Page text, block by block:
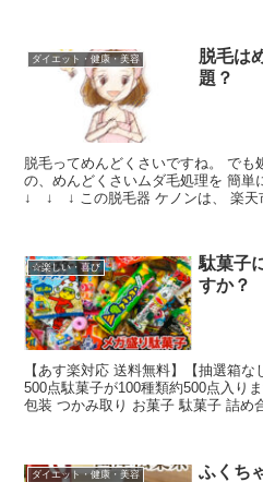
ダイエット・健康・美容
脱毛は
題？
脱毛ってめんどくさいですね。 でも
の、めんどくさいムダ毛処理を 簡単
↓ ↓ ↓ この脱毛器 ケノンは、 楽天
☆楽しい・喜び
駄菓子
すか？
【あす楽対応 送料無料】【抽選箱
500点駄菓子が100種類約500点入り
包装 つかみ取り お菓子 駄菓子 詰め
ダイエット・健康・美容
ふくち